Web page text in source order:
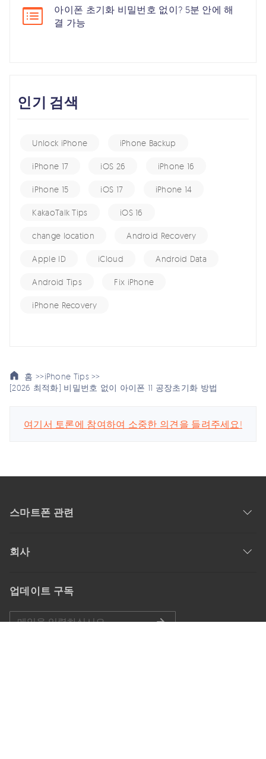
아이폰 초기화 비밀번호 없이? 5분 안에 해
결 가능
인기 검색
Unlock iPhone iPhone Backup
iPhone 17 iOS 26 iPhone 16
iPhone 15 iOS 17 iPhone 14
KakaoTalk Tips iOS 16
change location Android Recovery
Apple ID iCloud Android Data
Android Tips Fix iPhone
iPhone Recovery
홈 >>iPhone Tips >>
[2026 최적화] 비밀번호 없이 아이폰 11 공장초기화 방법
여기서 토론에 참여하여 소중한 의견을 들려주세요!
스마트폰 관련
회사
업데이트 구독